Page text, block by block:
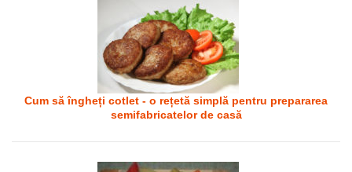
Cum să îngheți cotlet - o rețetă simplă pentru prepararea
semifabricatelor de casă